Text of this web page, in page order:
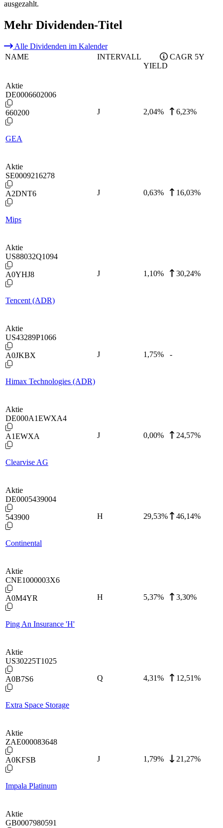
ausgezahlt.
Mehr Dividenden-Titel
Alle Dividenden im Kalender
NAME
INTERVALL
YIELD
CAGR 5Y
Aktie
DE0006602006
660200
GEA
J 2,04% 6,23%
Aktie
SE0009216278
A2DNT6
Mips
J 0,63% 16,03%
Aktie
US88032Q1094
A0YHJ8
Tencent (ADR)
J 1,10% 30,24%
Aktie
US43289P1066
A0JKBX
Himax Technologies (ADR)
J 1,75% -
Aktie
DE000A1EWXA4
A1EWXA
Clearvise AG
J 0,00% 24,57%
Aktie
DE0005439004
543900
Continental
H 29,53% 46,14%
Aktie
CNE1000003X6
A0M4YR
Ping An Insurance 'H'
H 5,37% 3,30%
Aktie
US30225T1025
A0B7S6
Extra Space Storage
Q 4,31% 12,51%
Aktie
ZAE000083648
A0KFSB
Impala Platinum
J 1,79% 21,27%
Aktie
GB0007980591